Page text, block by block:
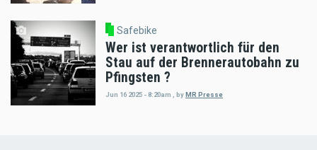
Safebike
Wer ist verantwortlich für den
Stau auf der Brennerautobahn zu
Pfingsten ?
Jun 16 2025 - 8:20am , by MR Presse